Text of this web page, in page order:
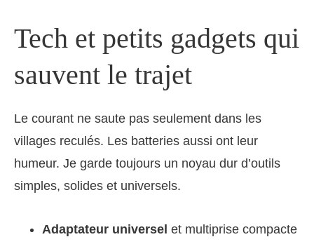
Tech et petits gadgets qui
sauvent le trajet
Le courant ne saute pas seulement dans les
villages reculés. Les batteries aussi ont leur
humeur. Je garde toujours un noyau dur d’outils
simples, solides et universels.
Adaptateur universel et multiprise compacte